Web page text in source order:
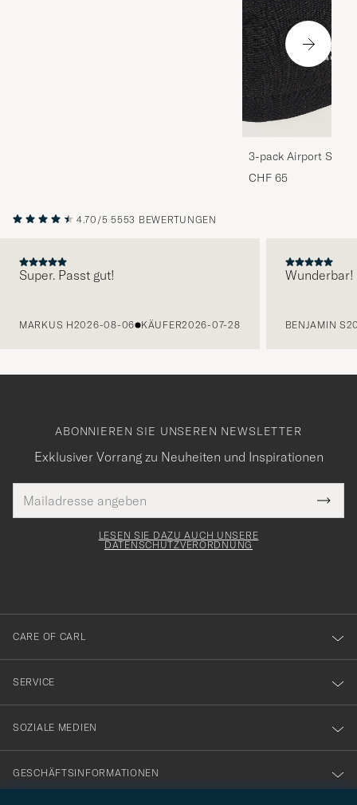
3-pack Airport
Melange
CHF 65
4.70/5 5553 BEWERTUNGEN
Super. Passt gut!
MARKUS H2026-08-06 KÄUFER2026-07-28
Wunderbar!
BENJAMIN S
ABONNIEREN SIE UNSEREN NEWSLETTER
Exklusiver Vorrang zu Neuheiten und Inspirationen
Mail
Adresse
Tack
för
dig
till
vårt
nyhetsbrev!
LESEN SIE DAZU AUCH UNSERE
DATENSCHUTZVERORDNUNG
CARE OF CARL
SERVICE
SOZIALE MEDIEN
GESCHÄFTSINFORMATIONEN